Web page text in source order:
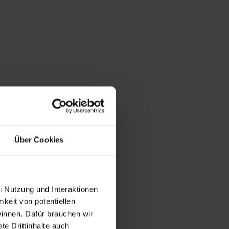
Über Cookies
Nutzung und Interaktionen
von potentiellen
Dafür brauchen wir
Drittinhalte auch